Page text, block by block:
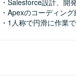
・Salesforce設計、開
・Apexのコーディン
・1人称で円滑に作業